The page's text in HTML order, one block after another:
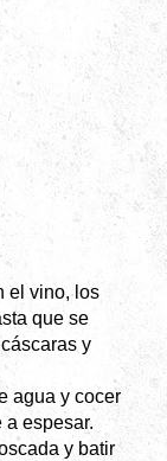
el vino, los
que se
y
agua y cocer
a espesar.
y batir